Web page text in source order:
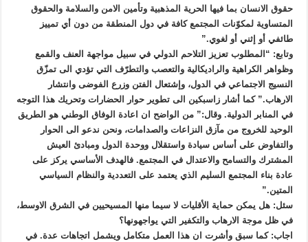
حقوق الانسان بما فيها الحرية المذهبية وتأمين الامن والسلامة والحقوق
المتساوية لمكوّنات المجتمع كافة في دول المنطقة من دون أي تمييز
طائفي أو إثني أو لغوي.”
وتابع: “المطلوب تعزيز التلاحم الدولي في سبيل مواجهة العنف والقمع
وظواهر الكراهية والراديكالية والتعصب والتطرّف التي تؤدي الى تمزّق
النسيج الاجتماعي في الدول، وإشتعال الفتن وزرع الفوضى وانتشار
الارهاب.” كما أشار زاسبكين الى تطوير حوار الحضارات وتحريك هذا التوجه
في المنابر الدولية. وقال:” من الواضح ان اعادة الوفاق الوطني هو الطريق
الوحيد للخروج من مآزق النزاعات والصدامات، ونحن ندعو الى الحوار
والتفاوض على أساس سيادة واستقلال ووحدة الدول ومبادئ العيش
المشترك والتسامح والاعتدال في المجتمع. فالهدف الأساسي يركز على
عادة بناء المجتمع السليم الذي يعتمد على التعددية والنظام السياسي
المتين.”
سئل: هل يمكن حماية الأقليات لا سيما منها المسيحيين في الشرق الاوسط،
في ظل موجة الارهاب والتكفير التي يواجهونها؟
اجاب: كما سبق وأشرت ان هذا العمل متكامل ويشمل اتجاهات عدة. في